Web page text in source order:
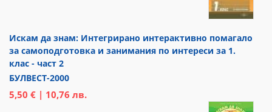
Искам да знам: Интегрирано интерактивно помагало
за самоподготовка и занимания по интереси за 1.
клас - част 2
БУЛВЕСТ-2000
5,50 € | 10,76 лв.